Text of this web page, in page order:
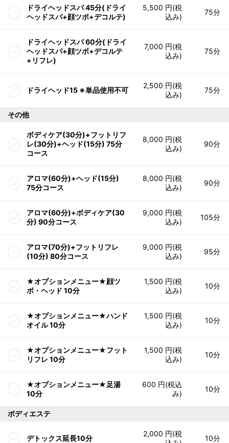
ドライヘッドスパ 45分(ドライ
ヘッドスパ+顔ツボ+デコルテ)
5,500 円(税
込み)
75分
ドライヘッドスパ 60分(ドライ
ヘッドスパ+顔ツボ+デコルテ
+リフレ)
7,000 円(税
込み)
75分
ドライヘッド15 ※単品使用不可
2,500 円(税
込み)
75分
その他
ボディケア(30分)+フットリフ
レ(30分)+ヘッド(15分) 75分
コース
8,000 円(税
込み)
90分
アロマ(60分)+ヘッド(15分)
75分コース
8,000 円(税
込み)
90分
アロマ(60分)+ボディケア(30
分) 90分コース
9,000 円(税
込み)
105分
アロマ(70分)+フットリフレ
(10分) 80分コース
9,000 円(税
込み)
95分
★オプションメニュー★顔ツ
ボ・ヘッド 10分
1,500 円(税
込み)
10分
★オプションメニュー★ハンド
オイル 10分
1,500 円(税
込み)
10分
★オプションメニュー★フット
リフレ 10分
1,500 円(税
込み)
10分
★オプションメニュー★足湯
10分
600 円(税込
み)
10分
ボディエステ
デトックス延長10分
2,000 円(税
10分